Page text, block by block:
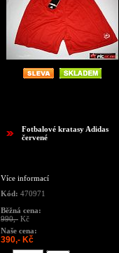
Fotbalové kratasy Adidas
červené
Více informací
Kód: 470971
Běžná cena:
990,- Kč
Naše cena:
390,- Kč